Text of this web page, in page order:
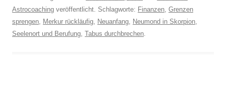
Astrocoaching veröffentlicht. Schlagworte: Finanzen, Grenzen
sprengen, Merkur rückläufig, Neuanfang, Neumond in Skorpion,
Seelenort und Berufung, Tabus durchbrechen.